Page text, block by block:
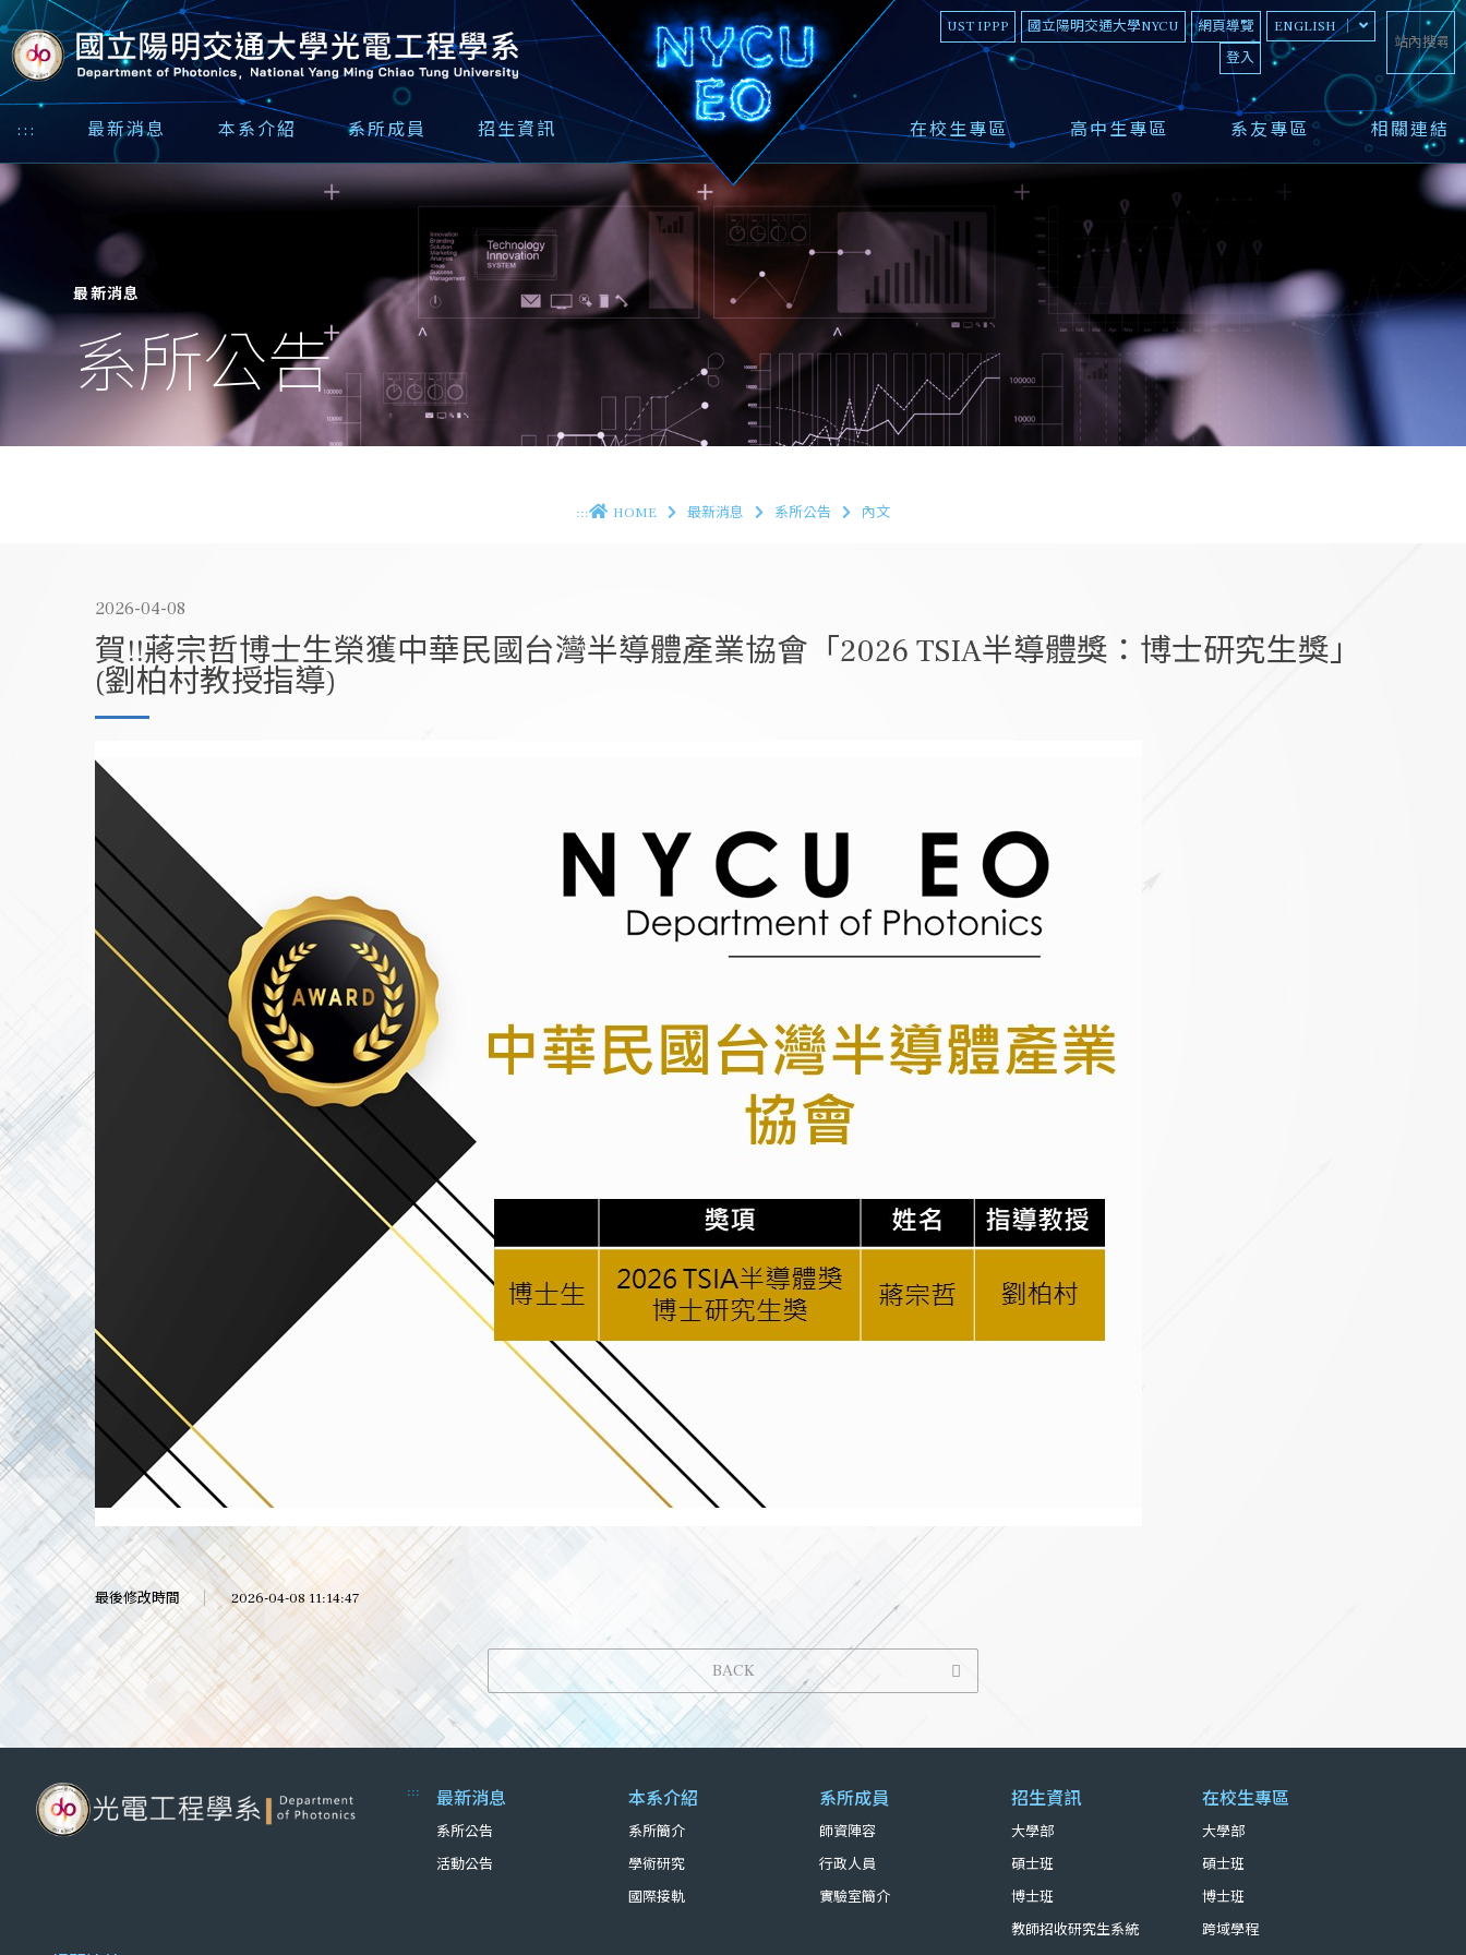
UST IPPP 國立陽明交通大學NYCU
網頁導覽
登入
ENGLISH
::: 最新消息 本系介紹 系所成員 招生資訊
國立陽明交通大學光電工程學系
在校生專區 高中生專區 系友專區 相關連結
最新消息
系所公告
::: HOME 最新消息 系所公告 內文
2026-04-08
賀!!蔣宗哲博士生榮獲中華民國台灣半導體產業協會「2026 TSIA半導體獎：博士研究生獎」
(劉柏村教授指導)
最後修改時間 2026-04-08 11:14:47
BACK
::: 最新消息
系所公告
活動公告
本系介紹
系所簡介
學術研究
國際接軌
系所成員
師資陣容
行政人員
實驗室簡介
招生資訊
大學部
碩士班
博士班
教師招收研究生系統
在校生專區
大學部
碩士班
博士班
跨域學程